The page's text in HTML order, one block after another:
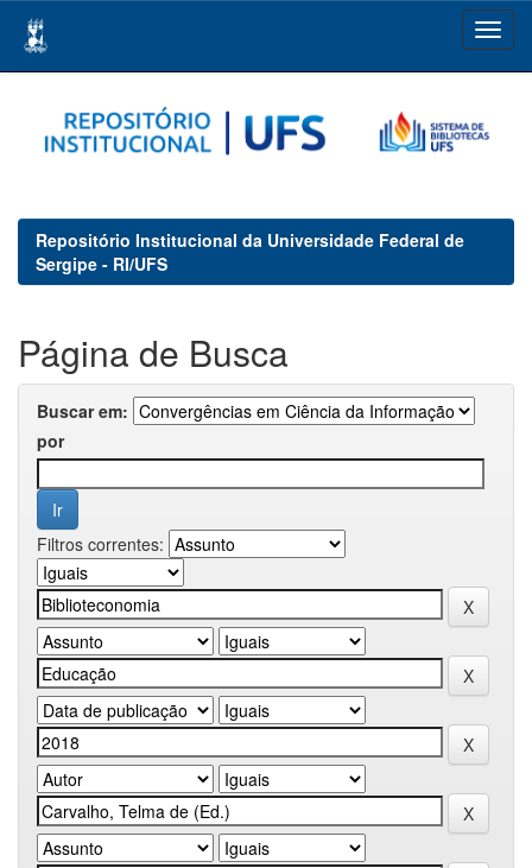
navigation
Repositório Institucional da Universidade Federal de
Sergipe - RI/UFS
Página de Busca
Buscar em:
por
Filtros correntes: